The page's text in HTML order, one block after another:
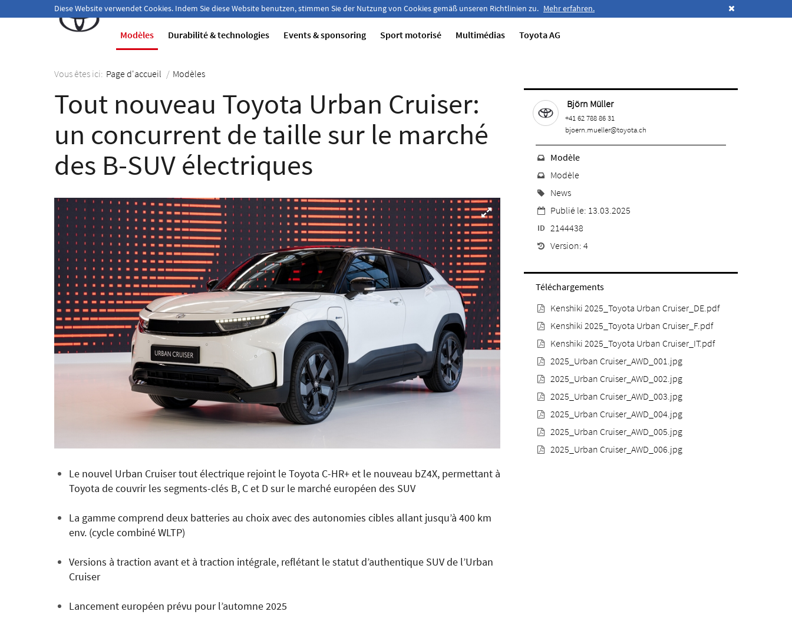
Diese Website verwendet Cookies. Indem Sie diese Website benutzen, stimmen Sie der Nutzung von Cookies gemäß unseren Richtlinien zu. Mehr erfahren.
Bienvenue!
Modèles Durabilité & technologies Events & sponsoring Sport motorisé Multimédias Toyota AG
Vous êtes ici: Page d'accueil / Modèles
Tout nouveau Toyota Urban Cruiser:
un concurrent de taille sur le marché
des B-SUV électriques
Le nouvel Urban Cruiser tout électrique rejoint le Toyota C-HR+ et le nouveau bZ4X, permettant à
Toyota de couvrir les segments-clés B, C et D sur le marché européen des SUV
La gamme comprend deux batteries au choix avec des autonomies cibles allant jusqu’à 400 km
env. (cycle combiné WLTP)
Versions à traction avant et à traction intégrale, reflétant le statut d’authentique SUV de l’Urban
Cruiser
Lancement européen prévu pour l’automne 2025
Björn Müller
+41 62 788 86 31
bjoern.mueller@toyota.ch
Modèle
Modèle
News
Publié le: 13.03.2025
ID 2144438
Version: 4
Téléchargements
Kenshiki 2025_Toyota Urban Cruiser_DE.pdf
Kenshiki 2025_Toyota Urban Cruiser_F.pdf
Kenshiki 2025_Toyota Urban Cruiser_IT.pdf
2025_Urban Cruiser_AWD_001.jpg
2025_Urban Cruiser_AWD_002.jpg
2025_Urban Cruiser_AWD_003.jpg
2025_Urban Cruiser_AWD_004.jpg
2025_Urban Cruiser_AWD_005.jpg
2025_Urban Cruiser_AWD_006.jpg